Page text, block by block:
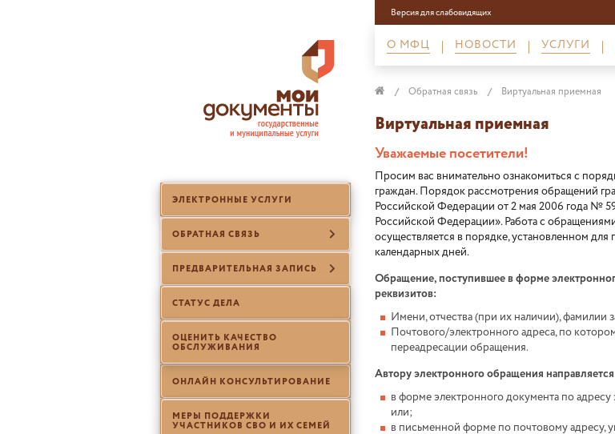
ЭЛЕКТРОННЫЕ УСЛУГИ
ОБРАТНАЯ СВЯЗЬ
ПРЕДВАРИТЕЛЬНАЯ ЗАПИСЬ
СТАТУС ДЕЛА
ОЦЕНИТЬ КАЧЕСТВО
ОБСЛУЖИВАНИЯ
ОНЛАЙН КОНСУЛЬТИРОВАНИЕ
МЕРЫ ПОДДЕРЖКИ
УЧАСТНИКОВ СВО И ИХ СЕМЕЙ
Версия для слабовидящих
О МФЦ НОВОСТИ УСЛУГИ
Обратная связь Виртуальная приемная
Виртуальная приемная
Уважаемые посетители!
Просим вас внимательно ознакомиться с
граждан. Порядок рассмотрения обращений
Российской Федерации от 2 мая 2006 года №
Российской Федерации». Работа с
осуществляется в порядке, установленном
календарных дней.
Обращение, поступившее в форме
реквизитов:
Имени, отчества (при их наличии), фамилии
Почтового/электронного адреса, по
переадресации обращения.
Автору электронного обращения направляется
в форме электронного документа по
или;
в письменной форме по почтовому адресу,